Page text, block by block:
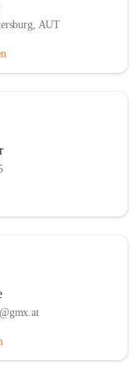
AUT